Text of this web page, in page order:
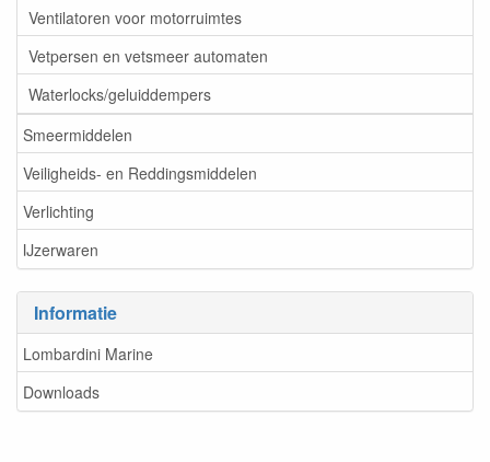
Ventilatoren voor motorruimtes
Vetpersen en vetsmeer automaten
Waterlocks/geluiddempers
Smeermiddelen
Veiligheids- en Reddingsmiddelen
Verlichting
IJzerwaren
Informatie
Lombardini Marine
Downloads